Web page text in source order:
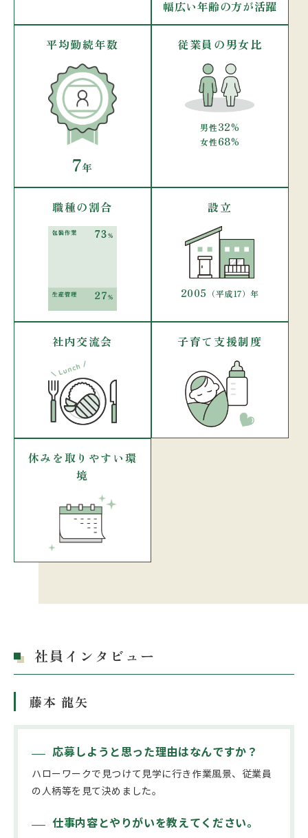
幅広い年齢の方が活躍
平均勤続年数
7年
従業員の男女比
男性32%
女性68%
職種の割合 設立
2005 （平成17）年
社内交流会 子育て支援制度
休みを取りやすい環
境
社員インタビュー
藤本 龍矢
応募しようと思った理由はなんですか？
ハローワークで見つけて見学に行き作業風景、従業員
の人柄等を見て決めました。
仕事内容とやりがいを教えてください。